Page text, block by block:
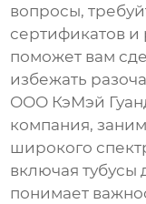
вопросы,
сертификатов и
поможет вам
избежать
ООО КэМэй
компания,
широкого
включаятубусы
понимает